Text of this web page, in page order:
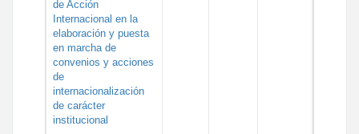
de Acción
Internacional en la
elaboración y puesta
en marcha de
convenios y acciones
de
internacionalización
de carácter
institucional